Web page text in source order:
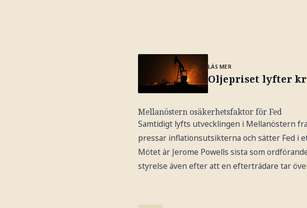
LÄS MER
Oljepriset lyfter
Mellanöstern osäkerhetsfaktor för Fed
Samtidigt lyfts utvecklingen i Mellanöstern
pressar inflationsutsikterna och sätter Fed i
Mötet är Jerome Powells sista som
styrelse även efter att en efterträdare tar